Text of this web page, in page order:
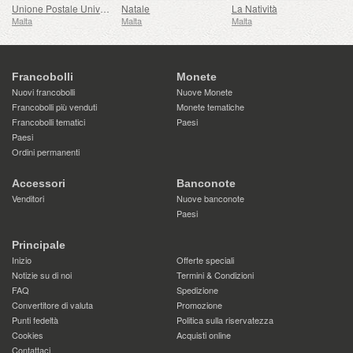
Unione Postale Universale - 150° Anniversario
Malta
Natale
Malta
La Natività
Malta
Francobolli
Nuovi francobolli
Francobolli più venduti
Francobolli tematici
Paesi
Ordini permanenti
Monete
Nuove Monete
Monete tematiche
Paesi
Accessori
Venditori
Banconote
Nuove banconote
Paesi
Principale
Inizio
Offerte speciali
Notizie su di noi
Termini & Condizioni
FAQ
Spedizione
Convertitore di valuta
Promozione
Punti fedeltà
Politica sulla riservatezza
Cookies
Acquisti online
Contattaci